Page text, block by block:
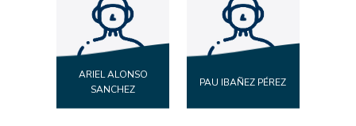
ARIEL ALONSO
SANCHEZ
PAU IBAÑEZ PÉREZ